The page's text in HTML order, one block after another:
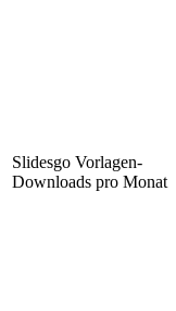
Slidesgo Vorlagen-
Downloads pro Monat